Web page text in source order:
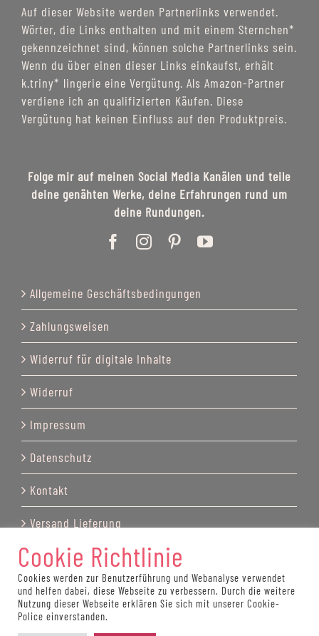
Auf dieser Website werden Partnerlinks verwendet.
Wörter, die Links enthalten und mit einem Sternchen*
gekennzeichnet sind, können solche Partnerlinks sein.
Wenn du über einen dieser Links einkaufst, erhält
k.triny* lingerie eine Vergütung. Als Amazon-Partner
verdiene ich an qualifizierten Käufen. Diese
Vergütung hat keinen Einfluss auf den Produktpreis.
Folge mir auf meinen Social Media Kanälen und teile
deine genähten Werke, deine Erfahrungen rund um
deine Rundungen.
Allgemeine Geschäftsbedingungen
Zahlungsweisen
Widerruf für digitale Inhalte
Widerruf
Impressum
Datenschutz
Kontakt
Versand Lieferung
© Copyright by Katrin Recktenwald 2025
Cookie Richtlinie
Cookies werden zur Benutzerführung und Webanalyse verwendet
und helfen dabei, diese Webseite zu verbessern. Durch die weitere
Nutzung dieser Webseite erklären Sie sich mit unserer Cookie-
Police einverstanden.